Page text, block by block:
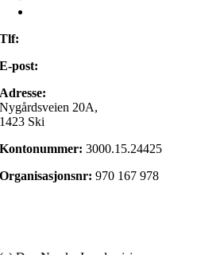
Tlf:
E-post:
Adresse:
Nygårdsveien 20A,
1423 Ski
Kontonummer:3000.15.24425
Organisasjonsnr:970 167 978